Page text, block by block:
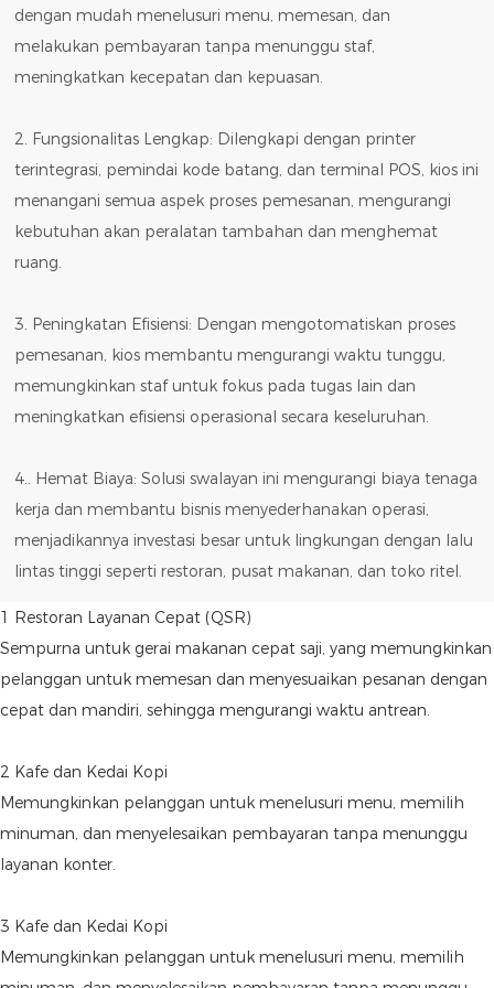
dengan mudah menelusuri menu, memesan, dan
melakukan pembayaran tanpa menunggu staf,
meningkatkan kecepatan dan kepuasan.
2. Fungsionalitas Lengkap: Dilengkapi dengan printer
terintegrasi, pemindai kode batang, dan terminal POS, kios ini
menangani semua aspek proses pemesanan, mengurangi
kebutuhan akan peralatan tambahan dan menghemat
ruang.
3. Peningkatan Efisiensi: Dengan mengotomatiskan proses
pemesanan, kios membantu mengurangi waktu tunggu,
memungkinkan staf untuk fokus pada tugas lain dan
meningkatkan efisiensi operasional secara keseluruhan.
4.. Hemat Biaya: Solusi swalayan ini mengurangi biaya tenaga
kerja dan membantu bisnis menyederhanakan operasi,
menjadikannya investasi besar untuk lingkungan dengan lalu
lintas tinggi seperti restoran, pusat makanan, dan toko ritel.
1 Restoran Layanan Cepat (QSR)
Sempurna untuk gerai makanan cepat saji, yang memungkinkan
pelanggan untuk memesan dan menyesuaikan pesanan dengan
cepat dan mandiri, sehingga mengurangi waktu antrean.
2 Kafe dan Kedai Kopi
Memungkinkan pelanggan untuk menelusuri menu, memilih
minuman, dan menyelesaikan pembayaran tanpa menunggu
layanan konter.
3 Kafe dan Kedai Kopi
Memungkinkan pelanggan untuk menelusuri menu, memilih